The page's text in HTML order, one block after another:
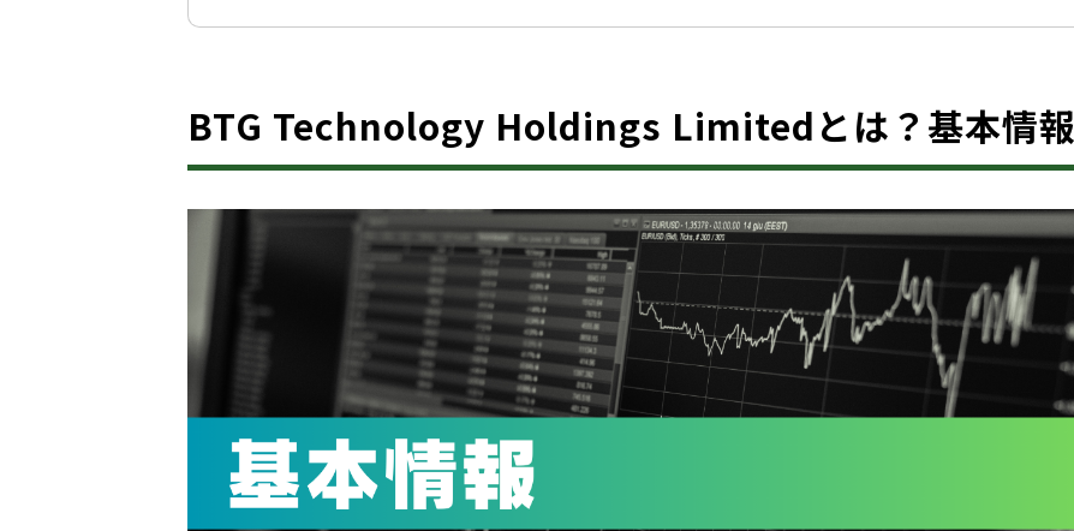
BTG Technology Holdings Limitedとは？基本情報